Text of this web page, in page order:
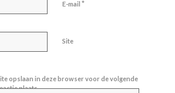
E-mail*
Site
opslaan in deze browser voor de volgende
plaats.